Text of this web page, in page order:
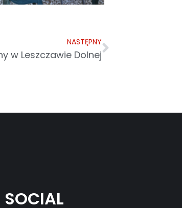
NASTĘPNY
w Leszczawie Dolnej
SOCIAL